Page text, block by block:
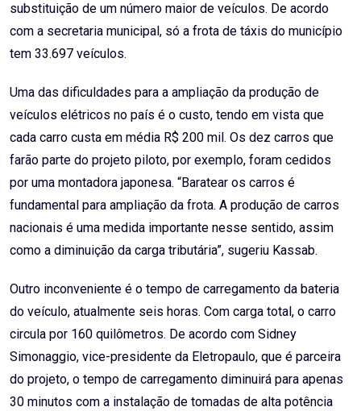
substituição de um número maior de veículos. De acordo
com a secretaria municipal, só a frota de táxis do município
tem 33.697 veículos.
Uma das dificuldades para a ampliação da produção de
veículos elétricos no país é o custo, tendo em vista que
cada carro custa em média R$ 200 mil. Os dez carros que
farão parte do projeto piloto, por exemplo, foram cedidos
por uma montadora japonesa. “Baratear os carros é
fundamental para ampliação da frota. A produção de carros
nacionais é uma medida importante nesse sentido, assim
como a diminuição da carga tributária”, sugeriu Kassab.
Outro inconveniente é o tempo de carregamento da bateria
do veículo, atualmente seis horas. Com carga total, o carro
circula por 160 quilômetros. De acordo com Sidney
Simonaggio, vice-presidente da Eletropaulo, que é parceira
do projeto, o tempo de carregamento diminuirá para apenas
30 minutos com a instalação de tomadas de alta potência